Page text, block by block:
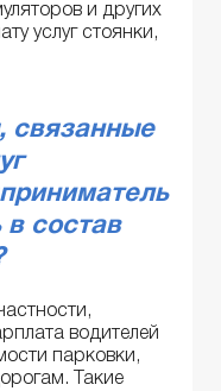
и других
услуг стоянки,
связанные
состав
водителей
парковки,
Такие